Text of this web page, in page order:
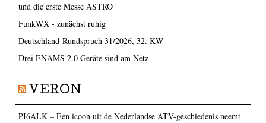
und die erste Messe ASTRO
FunkWX - zunächst ruhig
Deutschland-Rundspruch 31/2026, 32. KW
Drei ENAMS 2.0 Geräte sind am Netz
VERON
PI6ALK – Een icoon uit de Nederlandse ATV-geschiedenis neemt